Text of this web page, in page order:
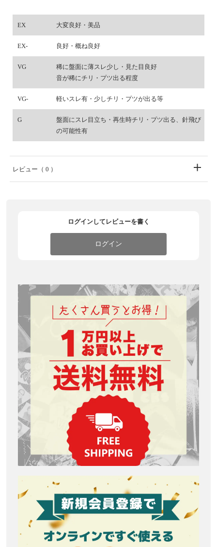
EX 大変良好・美品
EX- 良好・概ね良好
VG
稀に盤面に薄スレ少し・見た目良好
音が稀にチリ・プツ出る程度
VG- 軽いスレ有・少しチリ・プツが出る等
G
盤面にスレ目立ち・再生時チリ・プツ出る、針飛び
の可能性有
レビュー （ 0 ）
ログインしてレビューを書く
ログイン